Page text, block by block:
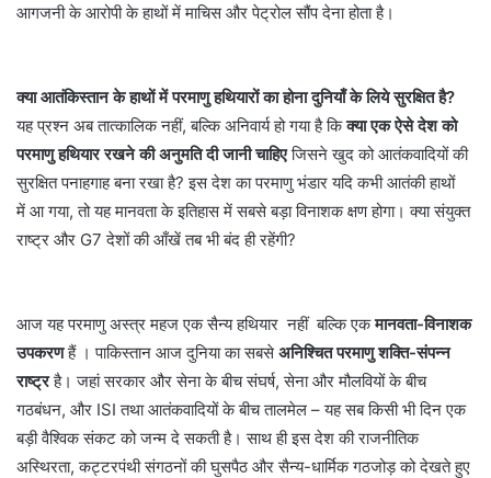
आगजनी के आरोपी के हाथों में माचिस और पेट्रोल सौंप देना होता है।
क्या आतंकिस्तान के हाथों में परमाणु हथियारों का होना दुनियाँ के लिये सुरक्षित है?
यह प्रश्न अब तात्कालिक नहीं, बल्कि अनिवार्य हो गया है किक्या एक ऐसे देश को
परमाणु हथियार रखने की अनुमति दी जानी चाहिएजिसने खुद को आतंकवादियों की
सुरक्षित पनाहगाह बना रखा है? इस देश का परमाणु भंडार यदि कभी आतंकी हाथों
में आ गया, तो यह मानवता के इतिहास में सबसे बड़ा विनाशक क्षण होगा। क्या संयुक्त
राष्ट्र और G7 देशों की आँखें तब भी बंद ही रहेंगी?
आज यह परमाणु अस्त्र महज एक सैन्य हथियार नहीं बल्कि एकमानवता-विनाशक
उपकरणहैं । पाकिस्तान आज दुनिया का सबसेअनिश्चित परमाणु शक्ति-संपन्न
राष्ट्रहै। जहां सरकार और सेना के बीच संघर्ष, सेना और मौलवियों के बीच
गठबंधन, और ISI तथा आतंकवादियों के बीच तालमेल – यह सब किसी भी दिन एक
बड़ी वैश्विक संकट को जन्म दे सकती है। साथ ही इस देश की राजनीतिक
अस्थिरता, कट्टरपंथी संगठनों की घुसपैठ और सैन्य-धार्मिक गठजोड़ को देखते हुए